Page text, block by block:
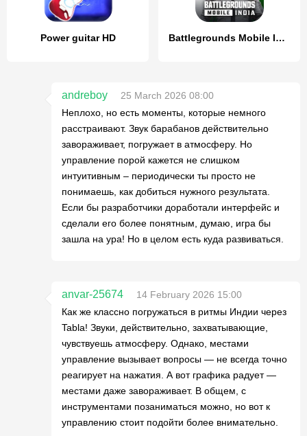
Power guitar HD Battlegrounds Mobile India
andreboy
25 March 2026 08:00
Неплохо, но есть моменты, которые немного
расстраивают. Звук барабанов действительно
завораживает, погружает в атмосферу. Но
управление порой кажется не слишком
интуитивным – периодически ты просто не
понимаешь, как добиться нужного результата.
Если бы разработчики доработали интерфейс и
сделали его более понятным, думаю, игра бы
зашла на ура! Но в целом есть куда развиваться.
anvar-25674
14 February 2026 15:00
Как же классно погружаться в ритмы Индии через
Tabla! Звуки, действительно, захватывающие,
чувствуешь атмосферу. Однако, местами
управление вызывает вопросы — не всегда точно
реагирует на нажатия. А вот графика радует —
местами даже завораживает. В общем, с
инструментами позаниматься можно, но вот к
управлению стоит подойти более внимательно.